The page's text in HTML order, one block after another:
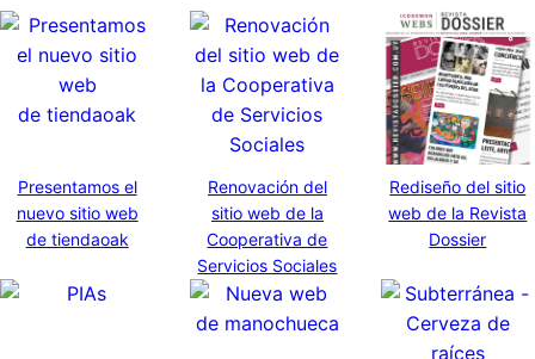
Presentamos el
nuevo sitio web
de tiendaoak
Renovación del
sitio web de la
Cooperativa de
Servicios Sociales
Rediseño del sitio
web de la Revista
Dossier